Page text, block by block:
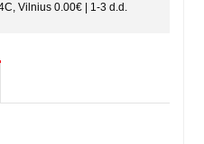
Vilnius 0.00€ | 1-3 d.d.